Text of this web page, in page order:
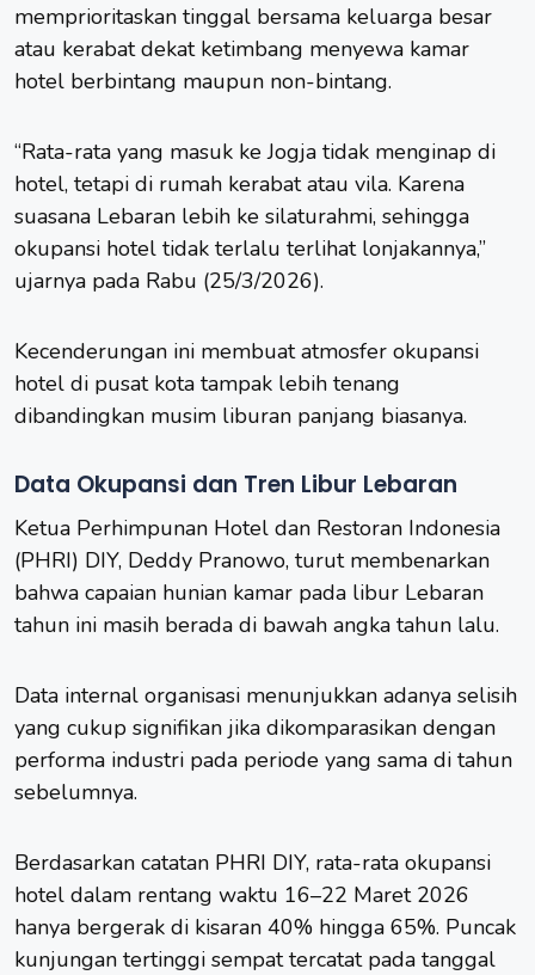
memprioritaskan tinggal bersama keluarga besar
atau kerabat dekat ketimbang menyewa kamar
hotel berbintang maupun non-bintang.
“Rata-rata yang masuk ke Jogja tidak menginap di
hotel, tetapi di rumah kerabat atau vila. Karena
suasana Lebaran lebih ke silaturahmi, sehingga
okupansi hotel tidak terlalu terlihat lonjakannya,”
ujarnya pada Rabu (25/3/2026).
Kecenderungan ini membuat atmosfer okupansi
hotel di pusat kota tampak lebih tenang
dibandingkan musim liburan panjang biasanya.
Data Okupansi dan Tren Libur Lebaran
Ketua Perhimpunan Hotel dan Restoran Indonesia
(PHRI) DIY, Deddy Pranowo, turut membenarkan
bahwa capaian hunian kamar pada libur Lebaran
tahun ini masih berada di bawah angka tahun lalu.
Data internal organisasi menunjukkan adanya selisih
yang cukup signifikan jika dikomparasikan dengan
performa industri pada periode yang sama di tahun
sebelumnya.
Berdasarkan catatan PHRI DIY, rata-rata okupansi
hotel dalam rentang waktu 16–22 Maret 2026
hanya bergerak di kisaran 40% hingga 65%. Puncak
kunjungan tertinggi sempat tercatat pada tanggal